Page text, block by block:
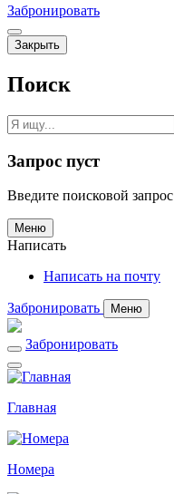
Забронировать
Закрыть
Поиск
Запрос пуст
Введите поисковой запрос
Меню
Написать
Написать на почту
Забронировать Меню
Забронировать
Главная
Номера